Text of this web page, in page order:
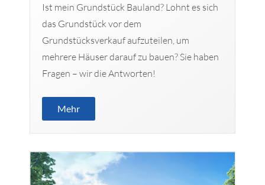
Ist mein Grundstück Bauland? Lohnt es sich
das Grundstück vor dem
Grundstücksverkauf aufzuteilen, um
mehrere Häuser darauf zu bauen? Sie haben
Fragen – wir die Antworten!
Mehr